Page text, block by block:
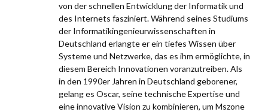
von der schnellen Entwicklung der Informatik und
des Internets fasziniert. Während seines Studiums
der Informatikingenieurwissenschaften in
Deutschland erlangte er ein tiefes Wissen über
Systeme und Netzwerke, das es ihm ermöglichte, in
diesem Bereich Innovationen voranzutreiben. Als
in den 1990er Jahren in Deutschland geborener,
gelang es Oscar, seine technische Expertise und
eine innovative Vision zu kombinieren, um Mszone